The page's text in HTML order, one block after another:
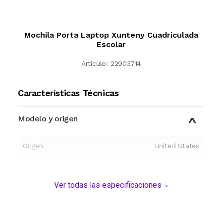
Mochila Porta Laptop Xunteny Cuadriculada
Escolar
Artículo: 22903714
Características Técnicas
Modelo y origen
Origen United States
Ver todas las especificaciones